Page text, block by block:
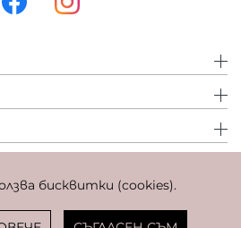
бисквитки (cookies).
превалутиране: 1 EUR = 1,95583 BGN